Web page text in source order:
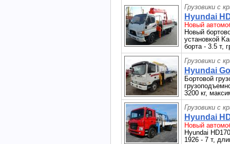
Грузовики с
Hyundai
Новый
Новый
установкой
борта - 3.5 т,
Грузовики с
Hyundai
Бортовой
3200 кг,
Грузовики с
Hyundai
Новый
Hyundai
1926 - 7 т,